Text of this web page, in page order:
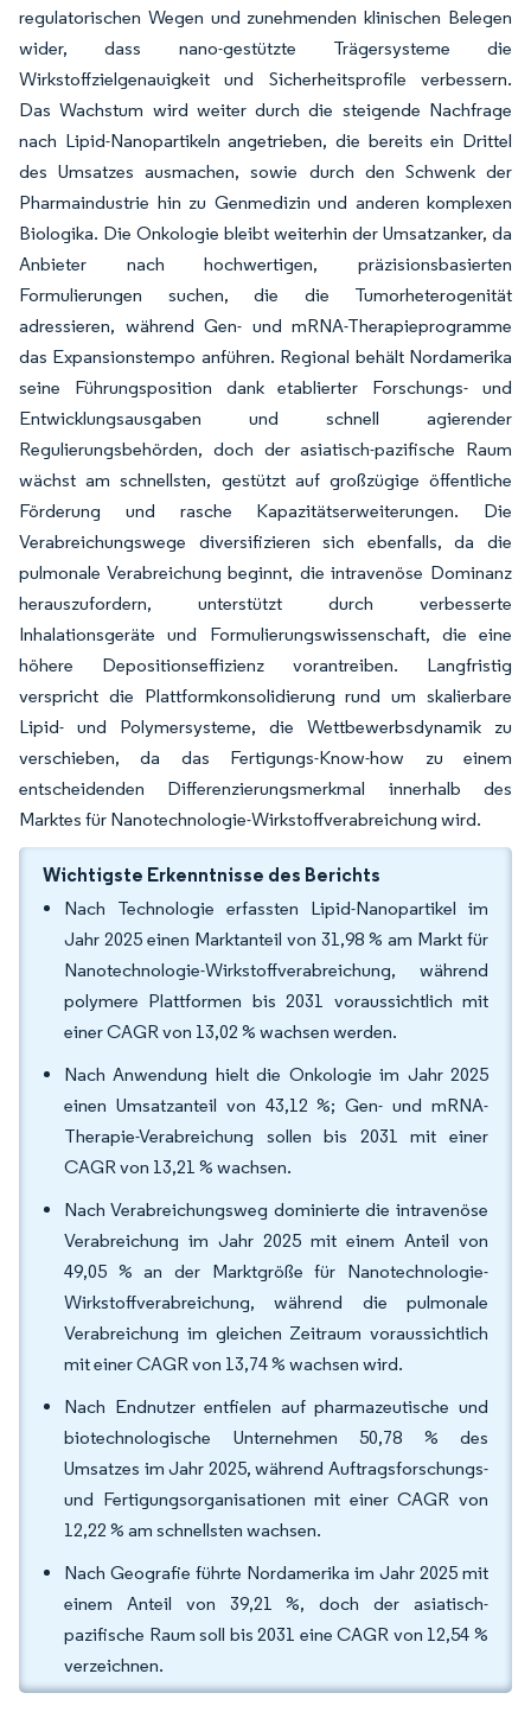
regulatorischen Wegen und zunehmenden klinischen Belegen
wider, dass nano-gestützte Trägersysteme die
Wirkstoffzielgenauigkeit und Sicherheitsprofile verbessern.
Das Wachstum wird weiter durch die steigende Nachfrage
nach Lipid-Nanopartikeln angetrieben, die bereits ein Drittel
des Umsatzes ausmachen, sowie durch den Schwenk der
Pharmaindustrie hin zu Genmedizin und anderen komplexen
Biologika. Die Onkologie bleibt weiterhin der Umsatzanker, da
Anbieter nach hochwertigen, präzisionsbasierten
Formulierungen suchen, die die Tumorheterogenität
adressieren, während Gen- und mRNA-Therapieprogramme
das Expansionstempo anführen. Regional behält Nordamerika
seine Führungsposition dank etablierter Forschungs- und
Entwicklungsausgaben und schnell agierender
Regulierungsbehörden, doch der asiatisch-pazifische Raum
wächst am schnellsten, gestützt auf großzügige öffentliche
Förderung und rasche Kapazitätserweiterungen. Die
Verabreichungswege diversifizieren sich ebenfalls, da die
pulmonale Verabreichung beginnt, die intravenöse Dominanz
herauszufordern, unterstützt durch verbesserte
Inhalationsgeräte und Formulierungswissenschaft, die eine
höhere Depositionseffizienz vorantreiben. Langfristig
verspricht die Plattformkonsolidierung rund um skalierbare
Lipid- und Polymersysteme, die Wettbewerbsdynamik zu
verschieben, da das Fertigungs-Know-how zu einem
entscheidenden Differenzierungsmerkmal innerhalb des
Marktes für Nanotechnologie-Wirkstoffverabreichung wird.
Wichtigste Erkenntnisse des Berichts
Nach Technologie erfassten Lipid-Nanopartikel im
Jahr 2025 einen Marktanteil von 31,98 % am Markt für
Nanotechnologie-Wirkstoffverabreichung, während
polymere Plattformen bis 2031 voraussichtlich mit
einer CAGR von 13,02 % wachsen werden.
Nach Anwendung hielt die Onkologie im Jahr 2025
einen Umsatzanteil von 43,12 %; Gen- und mRNA-
Therapie-Verabreichung sollen bis 2031 mit einer
CAGR von 13,21 % wachsen.
Nach Verabreichungsweg dominierte die intravenöse
Verabreichung im Jahr 2025 mit einem Anteil von
49,05 % an der Marktgröße für Nanotechnologie-
Wirkstoffverabreichung, während die pulmonale
Verabreichung im gleichen Zeitraum voraussichtlich
mit einer CAGR von 13,74 % wachsen wird.
Nach Endnutzer entfielen auf pharmazeutische und
biotechnologische Unternehmen 50,78 % des
Umsatzes im Jahr 2025, während Auftragsforschungs-
und Fertigungsorganisationen mit einer CAGR von
12,22 % am schnellsten wachsen.
Nach Geografie führte Nordamerika im Jahr 2025 mit
einem Anteil von 39,21 %, doch der asiatisch-
pazifische Raum soll bis 2031 eine CAGR von 12,54 %
verzeichnen.